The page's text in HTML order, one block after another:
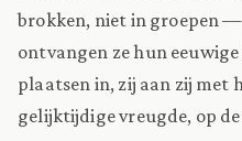
brokken, niet in groepen
ontvangen ze hun
plaatsen in, zij aan zij met
gelijktijdige vreugde, op